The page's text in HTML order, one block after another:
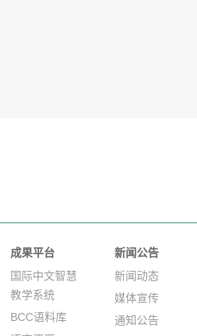
成果平台
国际中文智慧
教学系统
BCC语料库
新闻公告
新闻动态
媒体宣传
通知公告